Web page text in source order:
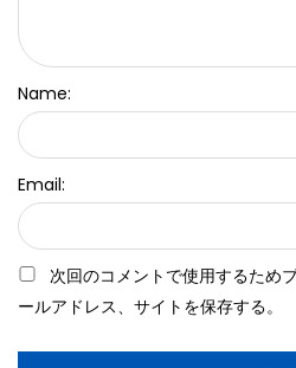
Name:
Email:
次回のコメントで使用するため
ールアドレス、サイトを保存する。